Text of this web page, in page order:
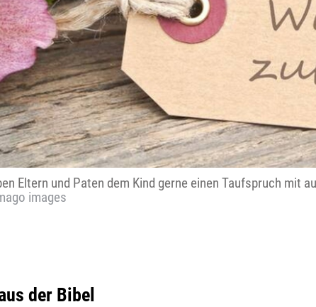
Eltern und Paten dem Kind gerne einen Taufspruch mit
images
der Bibel